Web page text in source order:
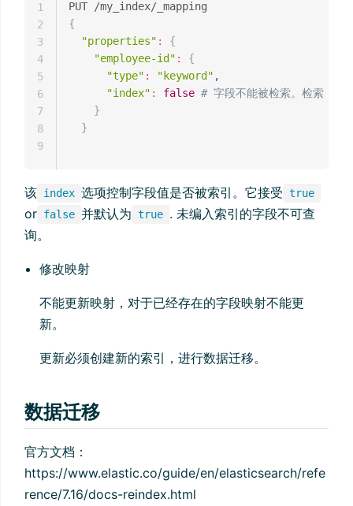
{
"properties" :
{
"employee-id" :
{
"type" : "keyword" ,
"index" : false # 字段不能被检索。检索
}
}
1
2
3
4
5
6
7
8
9
该 index 选项控制字段值是否被索引。它接受 true
or false 并默认为 true . 未编入索引的字段不可查
询。
修改映射
不能更新映射，对于已经存在的字段映射不能更
新。
更新必须创建新的索引，进行数据迁移。
数据迁移
官方文档：
https://www.elastic.co/guide/en/elasticsearch/refe
rence/7.16/docs-reindex.html